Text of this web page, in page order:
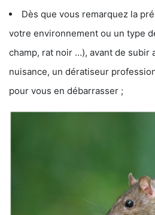
Dès que vous remarquez la
votre environnement ou un type
champ, rat noir …), avant de subir
nuisance, un dératiseur
pour vous en débarrasser ;